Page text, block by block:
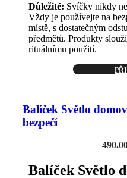
Důležité: Svíčky nikdy
Vždy je používejte na
místě, s dostatečným
předmětů. Produkty
rituálnímu použití.
Balíček Světlo
bezpečí
Balíček Světlo